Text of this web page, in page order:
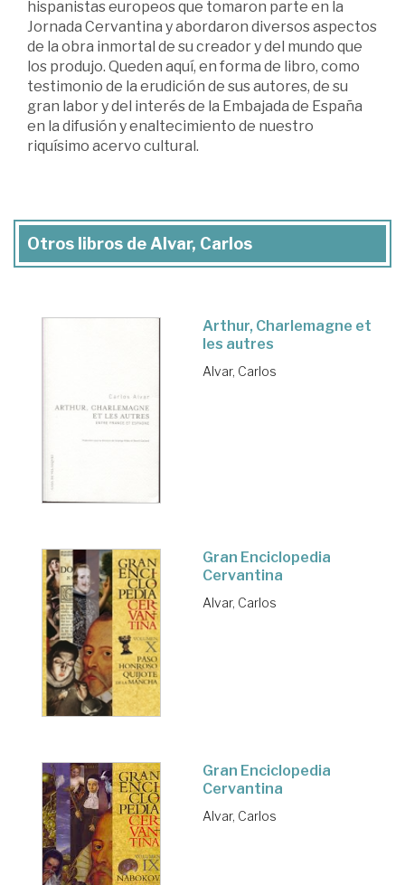
hispanistas europeos que tomaron parte en la
Jornada Cervantina y abordaron diversos aspectos
de la obra inmortal de su creador y del mundo que
los produjo. Queden aquí, en forma de libro, como
testimonio de la erudición de sus autores, de su
gran labor y del interés de la Embajada de España
en la difusión y enaltecimiento de nuestro
riquísimo acervo cultural.
Otros libros de Alvar, Carlos
Arthur, Charlemagne et
les autres
Alvar, Carlos
Gran Enciclopedia
Cervantina
Alvar, Carlos
Gran Enciclopedia
Cervantina
Alvar, Carlos